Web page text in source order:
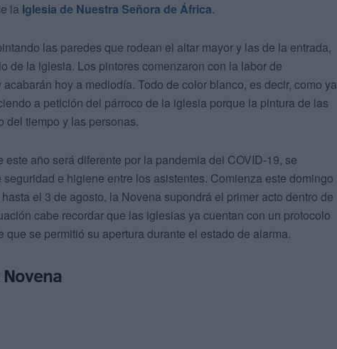
la Iglesia de Nuestra Señora de África.
las paredes que rodean el altar mayor y las de la entrada,
de la iglesia. Los pintores comenzaron con la labor de
hoy a mediodía. Todo de color blanco, es decir, como ya
a petición del párroco de la iglesia porque la pintura de las
del tiempo y las personas.
año será diferente por la pandemia del COVID-19, se
e higiene entre los asistentes. Comienza este domingo
el 3 de agosto, la Novena supondrá el primer acto dentro de
cabe recordar que las iglesias ya cuentan con un protocolo
se permitió su apertura durante el estado de alarma.